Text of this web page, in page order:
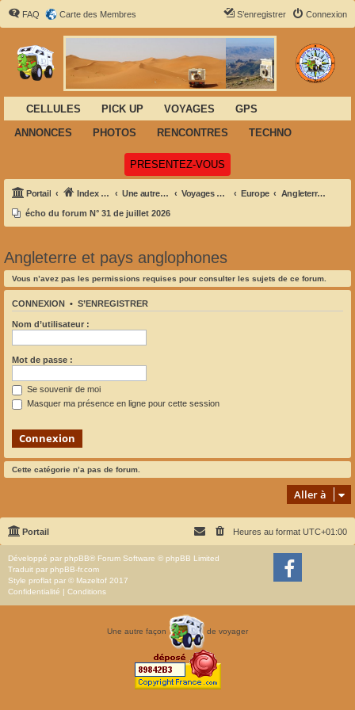
FAQ Carte des Membres Connexion
S’enregistrer
CELLULES PICK UP VOYAGES
GPS
ANNONCES
PHOTOS RENCONTRES TECHNO
PRESENTEZ-VOUS
Portail Index du forum Une autre façon de voyager Voyages et Aventures Europe Angleterre et pays anglophones
écho du forum N° 31 de juillet 2026
Angleterre et pays anglophones
Vous n’avez pas les permissions requises pour consulter les sujets de ce forum.
CONNEXION • S’ENREGISTRER
Nom d’utilisateur :
Mot de passe :
Se souvenir de moi
Masquer ma présence en ligne pour cette session
Cette catégorie n’a pas de forum.
Aller à
Portail Heures au format UTC+01:00
Développé par phpBB® Forum Software © phpBB Limited
Traduit par phpBB-fr.com
Style proflat par © Mazeltof 2017
Confidentialité | Conditions
Une autre façon de voyager